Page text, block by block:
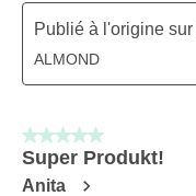
Publié à l'origine sur
ALMOND
5 sur 5 étoiles.
Super Produkt!
Anita